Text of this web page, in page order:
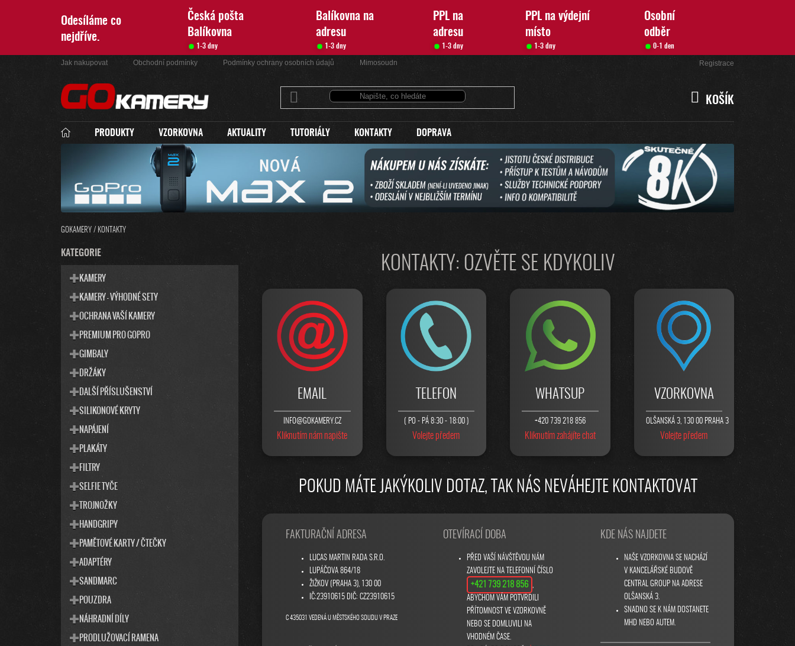
Odesíláme co
nejdříve.
Česká pošta
Balíkovna
Balíkovna na
adresu
PPL na
adresu
PPL na výdejní
místo
Osobní
odběr
1-3 dny 1-3 dny 1-3 dny 1-3 dny 0-1 den
Jak nakupovat Obchodní podmínky Podmínky ochrany osobních údajů Mimosoudní řešení sporů Registrace
KOŠÍK
KOŠÍK
PRODUKTY VZORKOVNA AKTUALITY TUTORIÁLY KONTAKTY DOPRAVA
GOKAMERY / KONTAKTY
P
O
PŘESKOČIT
KATEGORIE
K
A
KATEGORIE
KAMERY
KAMERY - VÝHODNÉ SETY
OCHRANA VAŠÍ KAMERY
PREMIUM PRO GOPRO
GIMBALY
DRŽÁKY
DALŠÍ PŘÍSLUŠENSTVÍ
SILIKONOVÉ KRYTY
NAPÁJENÍ
PLAKÁTY
FILTRY
SELFIE TYČE
TROJNOŽKY
HANDGRIPY
PAMĚTOVÉ KARTY / ČTEČKY
ADAPTÉRY
SANDMARC
POUZDRA
NÁHRADNÍ DÍLY
PRODLUŽOVACÍ RAMENA
KONTAKTY: OZVĚTE SE KDYKOLIV
EMAIL
INFO@GOKAMERY.CZ
Kliknutím nám napište
TELEFON
( PO - PÁ 8:30 - 18:00 )
Volejte předem
WHATSUP
+420 739 218 856
Kliknutím zahájíte chat
VZORKOVNA
OLŠANSKÁ 3, 130 00 PRAHA 3
Volejte předem
POKUD MÁTE JAKÝKOLIV DOTAZ, TAK NÁS NEVÁHEJTE KONTAKTOVAT
FAKTURAČNÍ ADRESA
LUCAS MARTIN RADA S.R.O.
LUPÁČOVA 864/18
ŽIŽKOV (PRAHA 3), 130 00
IČ:23910615 DIČ: CZ23910615
C 435031 VEDENÁ U MĚSTSKÉHO SOUDU V PRAZE
OTEVÍRACÍ DOBA
PŘED VAŠÍ NÁVŠTĚVOU NÁM
ZAVOLEJTE NA TELEFONNÍ ČÍSLO
+421 739 218 856 ,
ABYCHOM VÁM POTVRDILI
PŘÍTOMNOST VE VZORKOVNĚ
NEBO SE DOMLUVILI NA
VHODNÉM ČASE.
KDE NÁS NAJDETE
NAŠE VZORKOVNA SE NACHÁZÍ
V KANCELÁŘSKÉ BUDOVĚ
CENTRAL GROUP NA ADRESE
OLŠANSKÁ 3.
SNADNO SE K NÁM DOSTANETE
MHD NEBO AUTEM.